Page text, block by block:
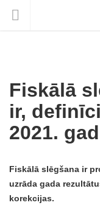
Fiskālā
ir,
2021.
Fiskālā slēgšana ir
uzrāda gada
korekcijas.